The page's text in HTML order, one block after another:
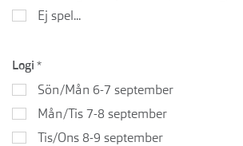
Ej spel...
Logi *
Sön/Mån 6-7 september
Mån/Tis 7-8 september
Tis/Ons 8-9 september